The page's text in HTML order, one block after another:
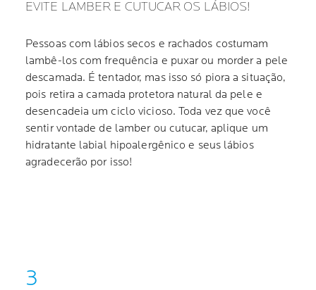
EVITE LAMBER E CUTUCAR OS LÁBIOS!
Pessoas com lábios secos e rachados costumam
lambê-los com frequência e puxar ou morder a pele
descamada. É tentador, mas isso só piora a situação,
pois retira a camada protetora natural da pele e
desencadeia um ciclo vicioso. Toda vez que você
sentir vontade de lamber ou cutucar, aplique um
hidratante labial hipoalergênico e seus lábios
agradecerão por isso!